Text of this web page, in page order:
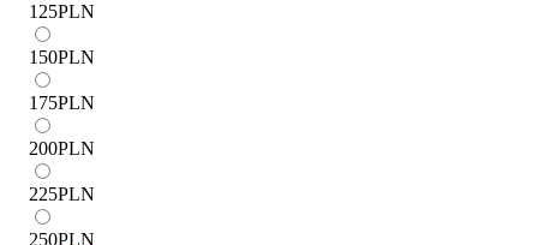
125PLN
150PLN
175PLN
200PLN
225PLN
250PLN